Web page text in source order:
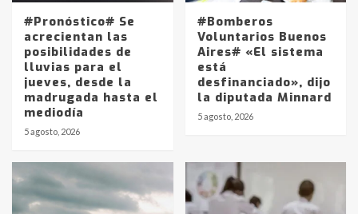
#Pronóstico# Se
acrecientan las
posibilidades de
lluvias para el
jueves, desde la
madrugada hasta el
mediodía
5 agosto, 2026
#Bomberos
Voluntarios Buenos
Aires# «El sistema
está
desfinanciado», dijo
la diputada Minnard
5 agosto, 2026
3
pampeanos que fueron
protagonistas del fatal accidente
en la mañana del lunes